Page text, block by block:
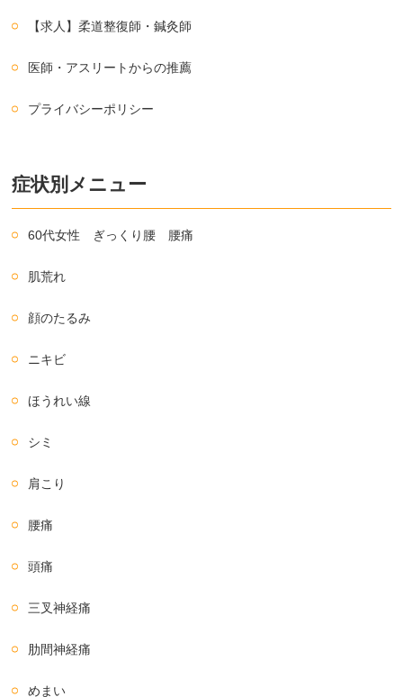
【求人】柔道整復師・鍼灸師
医師・アスリートからの推薦
プライバシーポリシー
症状別メニュー
60代女性 ぎっくり腰 腰痛
肌荒れ
顔のたるみ
ニキビ
ほうれい線
シミ
肩こり
腰痛
頭痛
三叉神経痛
肋間神経痛
めまい